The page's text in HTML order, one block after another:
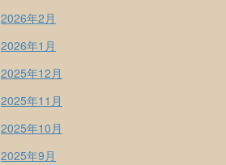
2026年2月
2026年1月
2025年12月
2025年11月
2025年10月
2025年9月